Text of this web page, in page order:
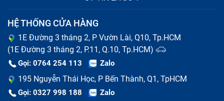
toàn và đảm bảo chất lượng.
HỆ THỐNG CỬA HÀNG
1E Đường 3 tháng 2, P Vườn Lài, Q10, Tp.HCM
(1E Đường 3 tháng 2, P.11, Q.10, Tp.HCM)
Gọi: 0764 254 113 Zalo
195 Nguyễn Thái Học, P Bến Thành, Q1, TpHCM
Gọi: 0327 998 188 Zalo